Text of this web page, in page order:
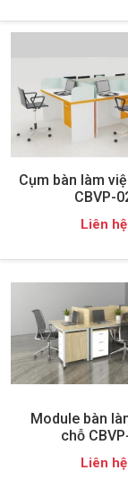
Cụm bàn làm
CBVP-
Liên hệ
Module bàn
chỗ
Liên hệ